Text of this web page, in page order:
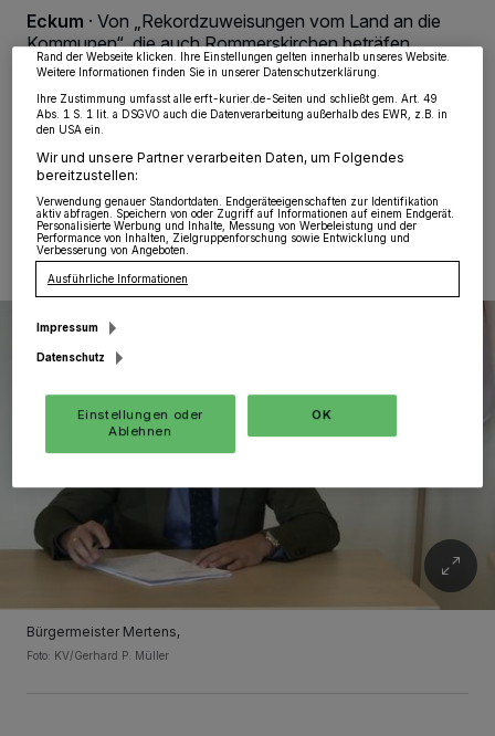
Eckum · Von „Rekordzuweisungen vom Land an die
Kommunen“, die auch Rommerskirchen beträfen,
sprach CDU-Landtagsabgeordnete Heike Troles
Zuweisungen“ in Höhe von 1,8 Millionen Euro rechnen.
13.09.2022 , 14:07 Uhr Eine Minute Lesezeit
Bürgermeister Mertens,
Foto: KV/Gerhard P. Müller
wieder aufrufen, um Ihre Einstellungen zu ändern oder Ihre Einwilligung zu
widerrufen, indem Sie auf den Link Einstellungen oder Ablehnen am unteren
Rand der Webseite klicken. Ihre Einstellungen gelten innerhalb unseres Website.
Weitere Informationen finden Sie in unserer Datenschutzerklärung.
Ihre Zustimmung umfasst alle erft-kurier.de-Seiten und schließt gem. Art. 49
Abs. 1 S. 1 lit. a DSGVO auch die Datenverarbeitung außerhalb des EWR, z.B. in
den USA ein.
Wir und unsere Partner verarbeiten Daten, um Folgendes
bereitzustellen:
Verwendung genauer Standortdaten. Endgeräteeigenschaften zur Identifikation
aktiv abfragen. Speichern von oder Zugriff auf Informationen auf einem Endgerät.
Personalisierte Werbung und Inhalte, Messung von Werbeleistung und der
Performance von Inhalten, Zielgruppenforschung sowie Entwicklung und
Verbesserung von Angeboten.
Ausführliche Informationen
Impressum
Datenschutz
Einstellungen oder
Ablehnen
OK